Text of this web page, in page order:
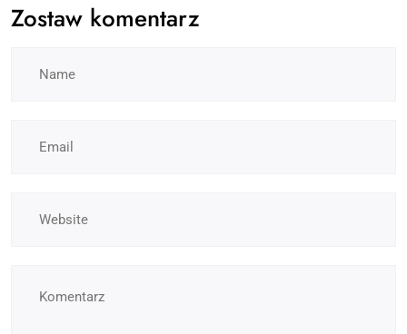
Zostaw komentarz